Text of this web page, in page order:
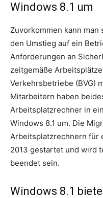
Windows 8.1 um
Zuvorkommen kann
den Umstieg auf ein
Anforderungen an
zeitgemäße
Verkehrsbetriebe (BVG)
Mitarbeitern haben
Arbeitsplatzrechner in
Windows 8.1 um. Die
Arbeitsplatzrechnern für
2013 gestartet und wird
beendet sein.
Windows 8.1